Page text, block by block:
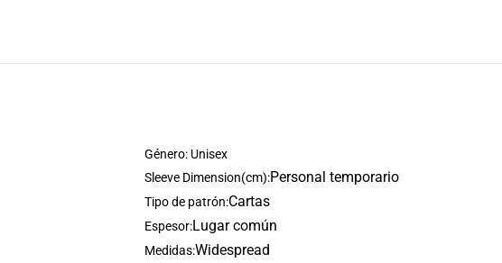
Género: Unisex
Sleeve Dimension(cm):Personal temporario
Tipo de patrón:Cartas
Espesor:Lugar común
Medidas:Widespread